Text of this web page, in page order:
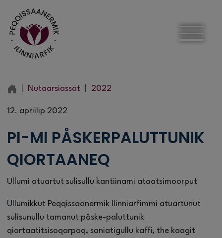
Nutaarsiassat 2022
12. apriilip 2022
PI-MI PÅSKERPALUTTUNIK
QIORTAANEQ
Ullumi atuartut sulisullu kantiinami ataatsimoorput
Ullumikkut Peqqissaanermik Ilinniarfimmi atuartunut
sulisunullu tamanut påske-paluttunik
qiortaatitsisoqarpoq, saniatigullu kaffi, the kaagit